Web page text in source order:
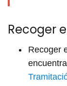
Recoger
Recoger